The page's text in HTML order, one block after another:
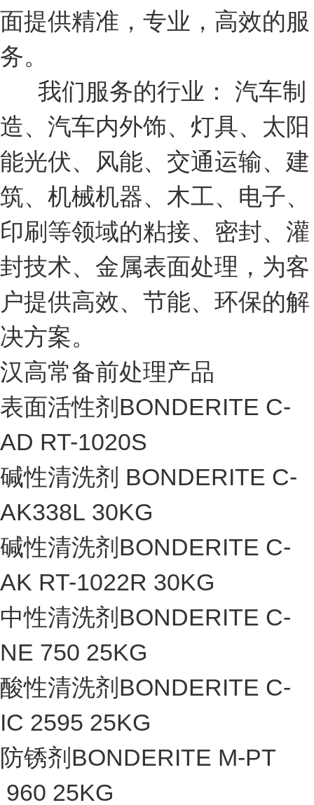
面提供精准，专业，高效的服
务。
我们服务的行业： 汽车制
造、汽车内外饰、灯具、太阳
能光伏、风能、交通运输、建
筑、机械机器、木工、电子、
印刷等领域的粘接、密封、灌
封技术、金属表面处理，为客
户提供高效、节能、环保的解
决方案。
汉高常备前处理产品
表面活性剂BONDERITE C-
AD RT-1020S
碱性清洗剂 BONDERITE C-
AK338L 30KG
碱性清洗剂BONDERITE C-
AK RT-1022R 30KG
中性清洗剂BONDERITE C-
NE 750 25KG
酸性清洗剂BONDERITE C-
IC 2595 25KG
防锈剂BONDERITE M-PT
960 25KG